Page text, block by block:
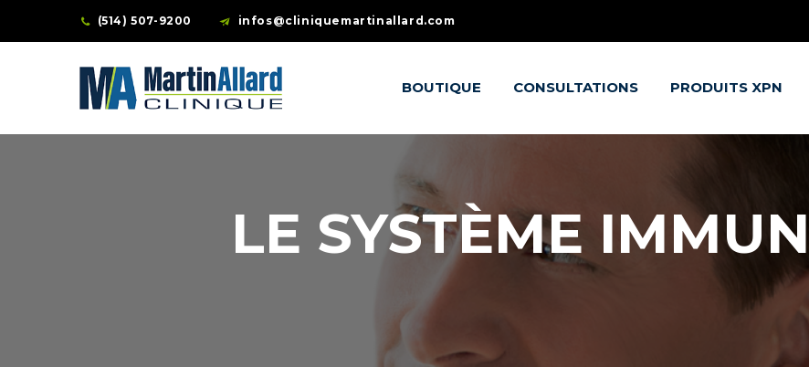
(514) 507-9200 infos@cliniquemartinallard.com
BOUTIQUE CONSULTATIONS PRODUITS XPN
LE SYSTÈME